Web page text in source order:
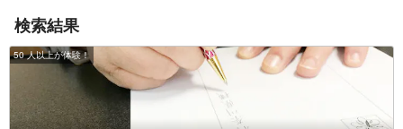
検索結果
50 人以上が体験！